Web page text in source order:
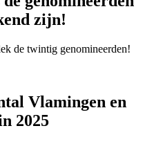
zijn!
de twintig genomineerden!
Vlamingen en
2025